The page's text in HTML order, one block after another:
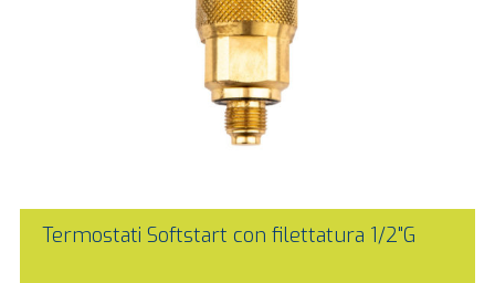
Termostati Softstart con filettatura 1/2"G